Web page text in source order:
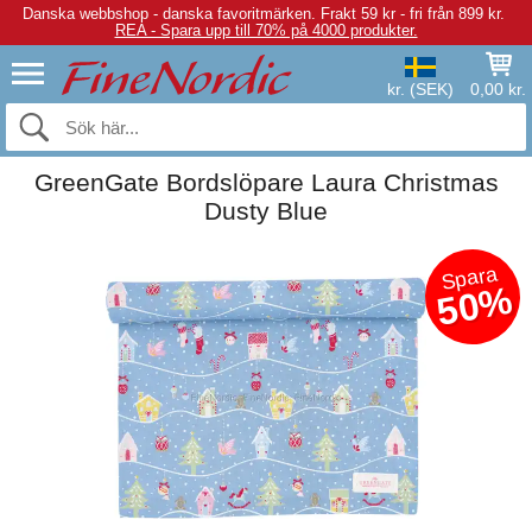
Danska webbshop - danska favoritmärken. Frakt 59 kr - fri från 899 kr.
REA - Spara upp till 70% på 4000 produkter.
kr. (SEK) 0,00 kr.
GreenGate Bordslöpare Laura Christmas
Dusty Blue
Spara
50%